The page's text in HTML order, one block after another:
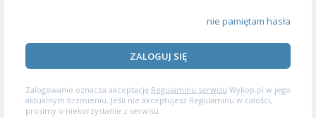
nie pamiętam hasła
ZALOGUJ SIĘ
Zalogowanie oznacza akceptację Regulaminu serwisu Wykop.pl w jego
aktualnym brzmieniu. Jeśli nie akceptujesz Regulaminu w całości,
prosimy o niekorzystanie z serwisu.